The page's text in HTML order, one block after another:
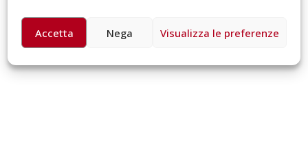
Accetta Nega Visualizza le preferenze
Giugno 15, 2026